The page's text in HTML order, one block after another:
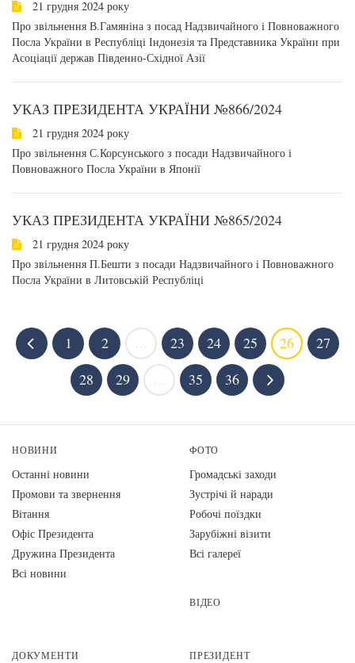
21 грудня 2024 року
Про звільнення В.Гамяніна з посад Надзвичайного і Повноважного
Посла України в Республіці Індонезія та Представника України при
Асоціації держав Південно-Східної Азії
УКАЗ ПРЕЗИДЕНТА УКРАЇНИ №866/2024
21 грудня 2024 року
Про звільнення С.Корсунського з посади Надзвичайного і
Повноважного Посла України в Японії
УКАЗ ПРЕЗИДЕНТА УКРАЇНИ №865/2024
21 грудня 2024 року
Про звільнення П.Бешти з посади Надзвичайного і Повноважного
Посла України в Литовській Республіці
1 2 23 24 25 26
27
28
29 35 36
НОВИНИ
Останні новини
Промови та звернення
Вiтання
Офіс Президента
Дружина Президента
Всі новини
ФОТО
Громадські заходи
Зустрічі й наради
Робочі поїздки
Зарубіжні візити
Всі галереї
ВІДЕО
ДОКУМЕНТИ ПРЕЗИДЕНТ